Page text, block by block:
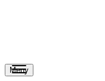
Meny